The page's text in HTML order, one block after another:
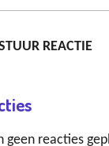
REACTIE
geen reacties